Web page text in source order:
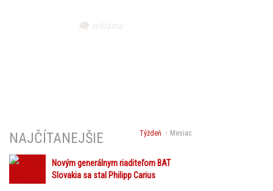
Týždeň Mesiac
NAJČÍTANEJŠIE
Novým generálnym riaditeľom BAT
Slovakia sa stal Philipp Carius